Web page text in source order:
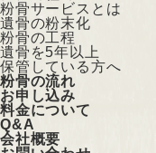
粉骨サービスとは
遺骨の粉末化
粉骨の工程
遺骨を5年以上
保管している方へ
粉骨の流れ
お申し込み
料金について
Q&A
会社概要